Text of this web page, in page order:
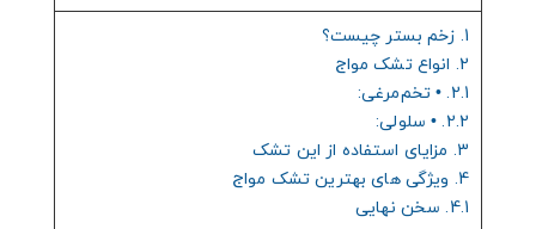
1. زخم بستر چیست؟
2. انواع تشک مواج
2.1. • تخم‌مرغی:
2.2. • سلولی:
3. مزایای استفاده از این تشک
4. ویژگی های بهترین تشک مواج
4.1. سخن نهایی